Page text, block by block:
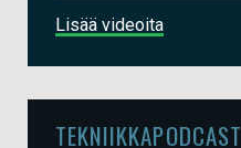
Lisää videoita
TEKNIIKKAPODCAST